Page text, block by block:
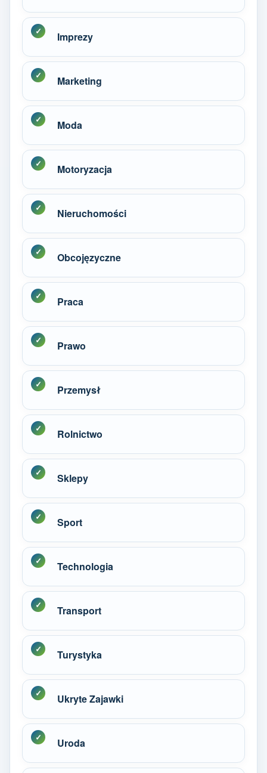
Imprezy
Marketing
Moda
Motoryzacja
Nieruchomości
Obcojęzyczne
Praca
Prawo
Przemysł
Rolnictwo
Sklepy
Sport
Technologia
Transport
Turystyka
Ukryte Zajawki
Uroda